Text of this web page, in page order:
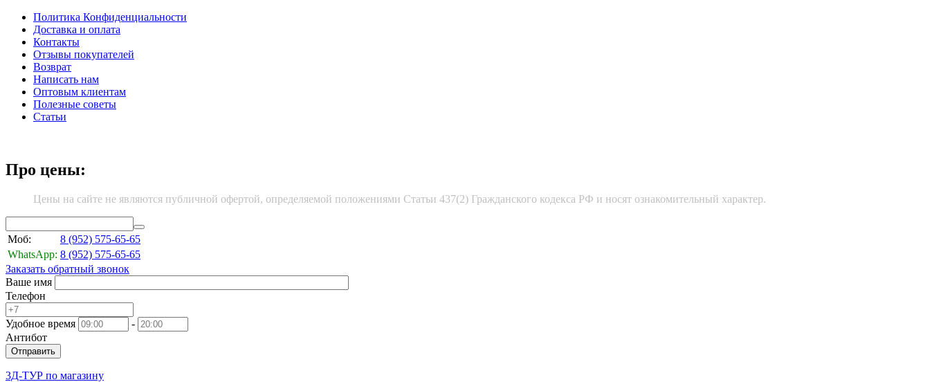
Политика Конфиденциальности
Доставка и оплата
Контакты
Отзывы покупателей
Возврат
Написать нам
Оптовым клиентам
Полезные советы
Статьи
Про цены:
Цены на сайте не являются публичной офертой, определяемой положениями Статьи 437(2) Гражданского кодекса РФ и носят ознакомительный характер.
Моб: 8 (952) 575-65-65
WhatsApp: 8 (952) 575-65-65
Заказать обратный звонок
Ваше имя
Телефон
Удобное время
-
Антибот
Отправить
3Д-ТУР по магазину